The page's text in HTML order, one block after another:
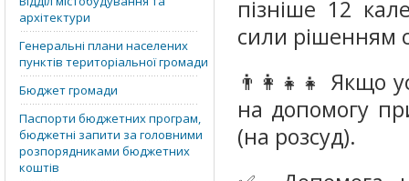
архітектури
Генеральні плани населених
пунктів територіальної громади
Бюджет громади
Паспорти бюджетних програм,
бюджетні запити за головними
розпорядниками бюджетних
коштів
пізніше 12
сили рішенням
👨‍👩‍👧‍👧 Якщо
на допомогу
(на розсуд).